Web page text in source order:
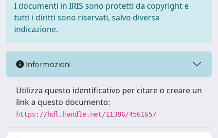
I documenti in IRIS sono protetti da copyright e
tutti i diritti sono riservati, salvo diversa
indicazione.
Informazioni
Utilizza questo identificativo per citare o creare un
link a questo documento:
https://hdl.handle.net/11386/4561657